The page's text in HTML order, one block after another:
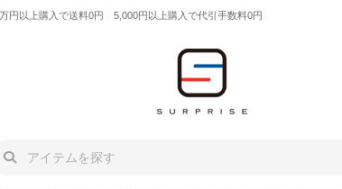
円以上購入で送料0円 5,000円以上購入で代引手数料0円